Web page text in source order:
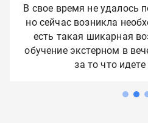
В свое время не удалось
но сейчас возникла
есть такая шикарная
обучение экстерном в
за то что